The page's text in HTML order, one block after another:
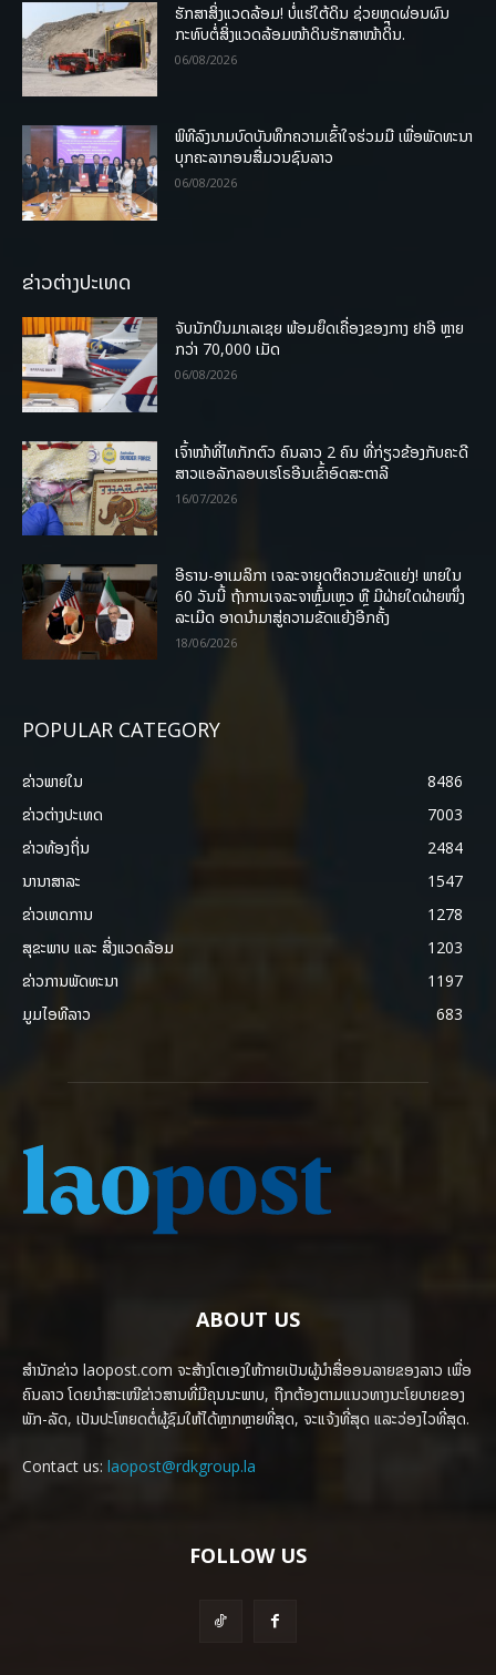
ຮັກສາສິ່ງແວດລ້ອມ! ບໍ່ແຮ່ໃຕ້ດິນ ຊ່ວຍຫຼຸດຜ່ອນຜົນ
ກະທົບຕໍ່ສິ່ງແວດລ້ອມໜ້າດິນຮັກສາໜ້າດິນ.
06/08/2026
ພິທີລົງນາມບົດບັນທຶກຄວາມເຂົ້າໃຈຮ່ວມມື ເພື່ອພັດທະນາ
ບຸກຄະລາກອນສື່ມວນຊົນລາວ
06/08/2026
ຂ່າວຕ່າງປະເທດ
ຈັບນັກບິນມາເລເຊຍ ພ້ອມຍຶດເຄື່ອງຂອງກາງ ຢາອີ ຫຼາຍ
ກວ່າ 70,000 ເມັດ
06/08/2026
ເຈົ້າໜ້າທີ່ໄທກັກຕົວ ຄົນລາວ 2 ຄົນ ທີ່ກ່ຽວຂ້ອງກັບຄະດີ
ສາວແອລັກລອບເຮໂຣອີນເຂົ້າອົດສະຕາລີ
16/07/2026
ອີຣານ-ອາເມລິກາ ເຈລະຈາຍຸດຕິຄວາມຂັດແຍ່ງ! ພາຍໃນ
60 ວັນນີ້ ຖ້າການເຈລະຈາຫຼົ້ມເຫຼວ ຫຼື ມີຝ່າຍໃດຝ່າຍໜຶ່ງ
ລະເມີດ ອາດນໍາມາສູ່ຄວາມຂັດແຍ້ງອີກຄັ້ງ
18/06/2026
POPULAR CATEGORY
ຂ່າວພາຍ​ໃນ
8486
ຂ່າວຕ່າງປະເທດ
7003
ຂ່າວທ້ອງຖິ່ນ
2484
ນານາສາລະ
1547
ຂ່າວເຫດການ
1278
ສຸຂະພາບ ແລະ ສີ່ງແວດລ້ອມ
1203
ຂ່າວການພັດທະນາ
1197
ມູມໄອທີລາວ
683
ABOUT US
ສຳນັກຂ່າວ laopost.com ຈະສ້າງໂຕເອງໃຫ້ກາຍເປັນຜູ້ນຳສື່ອອນລາຍຂອງລາວ ເພື່ອ
ຄົນລາວ ໂດຍນຳສະເໜີຂ່າວສານທີ່ມີຄຸນນະພາບ, ຖືກຕ້ອງຕາມແນວທາງນະໂຍບາຍຂອງ
ພັກ-ລັດ, ເປັນປະໂຫຍດຕໍ່ຜູ້ຊົມໃຫ້ໄດ້ຫຼາກຫຼາຍທີ່ສຸດ, ຈະແຈ້ງທີ່ສຸດ ແລະວ່ອງໄວທີ່ສຸດ.
Contact us: laopost@rdkgroup.la
FOLLOW US